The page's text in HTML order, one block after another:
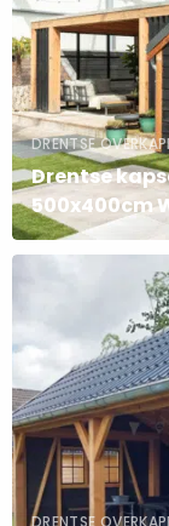
DRENTSE
Drentse
500x400cm
DRENTSE
over